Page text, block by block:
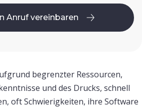
Anruf vereinbaren
Anruf vereinbaren
begrenzter Ressourcen,
und des Drucks, schnell
oft Schwierigkeiten, ihre Software